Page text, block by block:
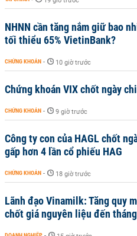
NHNN cần tăng nắm giữ bao
tối thiểu 65% VietinBank?
CHỨNG KHOÁN - 10 giờ trước
Chứng khoán VIX chốt ngày
CHỨNG KHOÁN - 9 giờ trước
Công ty con của HAGL chốt
gấp hơn 4 lần cổ phiếu HAG
CHỨNG KHOÁN - 18 giờ trước
Lãnh đạo Vinamilk: Tăng quy
chốt giá nguyên liệu đến